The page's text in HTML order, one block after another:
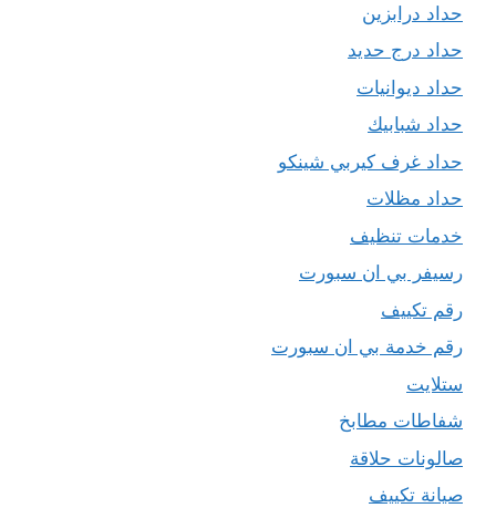
حداد درابزين
حداد درج حديد
حداد ديوانيات
حداد شبابيك
حداد غرف كيربي شينكو
حداد مظلات
خدمات تنظيف
رسيفر بي ان سبورت
رقم تكييف
رقم خدمة بي ان سبورت
ستلايت
شفاطات مطابخ
صالونات حلاقة
صيانة تكييف